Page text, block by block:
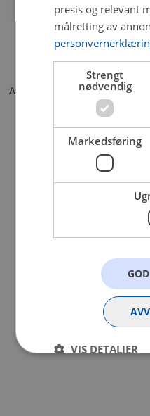
Application error: a client-
browser console
presis og relevant
målretting av
Strengt
nødvendig
Markedsføring
VIS DETALJER